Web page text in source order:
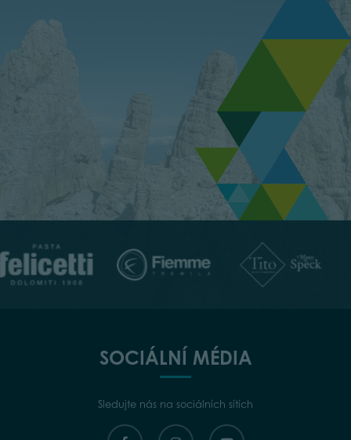
SOCIÁLNÍ MÉDIA
Sledujte nás na sociálních sítích